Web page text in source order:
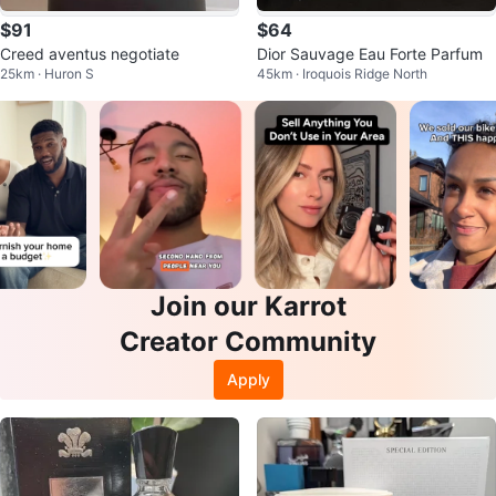
$91
Creed aventus negotiate
25km · Huron S
$64
Dior Sauvage Eau Forte Parfum
45km · Iroquois Ridge North
Join our Karrot
Creator Community
Apply